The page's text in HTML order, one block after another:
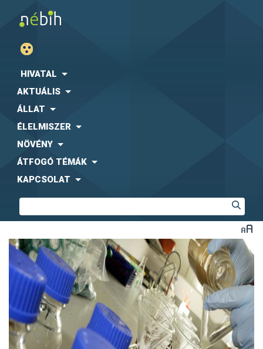
HIVATAL
AKTUÁLIS
ÁLLAT
ÉLELMISZER
NÖVÉNY
ÁTFOGÓ TÉMÁK
KAPCSOLAT